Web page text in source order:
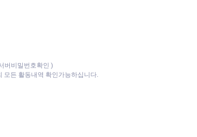
버비밀번호확인 )
모든 활동내역 확인가능하십니다.